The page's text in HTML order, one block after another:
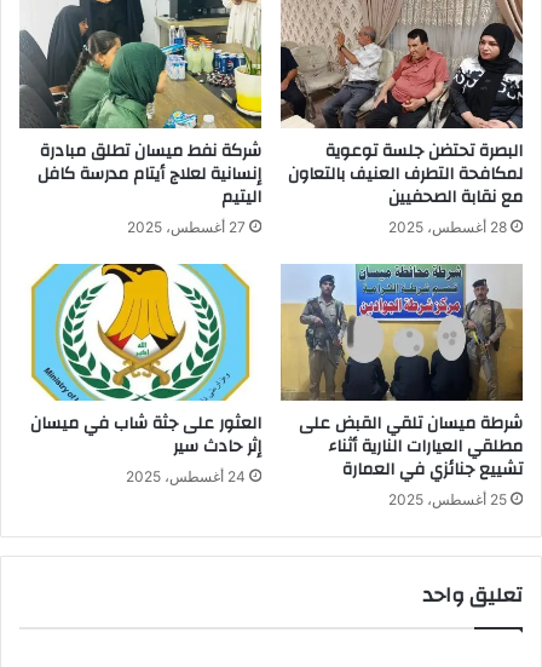
البصرة تحتضن جلسة توعوية
لمكافحة التطرف العنيف بالتعاون
مع نقابة الصحفيين
28 أغسطس، 2025
شركة نفط ميسان تطلق مبادرة
إنسانية لعلاج أيتام مدرسة كافل
اليتيم
27 أغسطس، 2025
شرطة ميسان تلقي القبض على
مطلقي العيارات النارية أثناء
تشييع جنائزي في العمارة
25 أغسطس، 2025
العثور على جثة شاب في ميسان
إثر حادث سير
24 أغسطس، 2025
تعليق واحد